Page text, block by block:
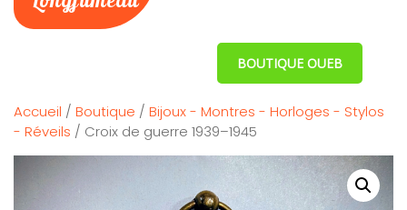
BOUTIQUE OUEB
Accueil / Boutique / Bijoux - Montres - Horloges - Stylos
- Réveils / Croix de guerre 1939–1945